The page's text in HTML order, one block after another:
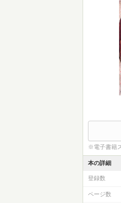
※電子書籍
本の詳細
登録数
ページ数